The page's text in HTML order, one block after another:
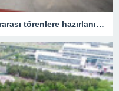
Tarihi Gelibolu Yarımadası uluslararası törenlere hazırlanıyor